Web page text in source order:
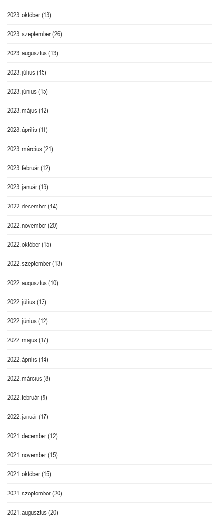
2023. október(13)
2023. szeptember(26)
2023. augusztus(13)
2023. július(15)
2023. június(15)
2023. május(12)
2023. április(11)
2023. március(21)
2023. február(12)
2023. január(19)
2022. december(14)
2022. november(20)
2022. október(15)
2022. szeptember(13)
2022. augusztus(10)
2022. július(13)
2022. június(12)
2022. május(17)
2022. április(14)
2022. március(8)
2022. február(9)
2022. január(17)
2021. december(12)
2021. november(15)
2021. október(15)
2021. szeptember(20)
2021. augusztus(20)